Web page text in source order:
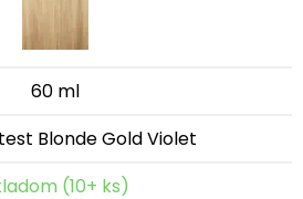
60 ml
Blonde Gold Violet
(10+ ks)